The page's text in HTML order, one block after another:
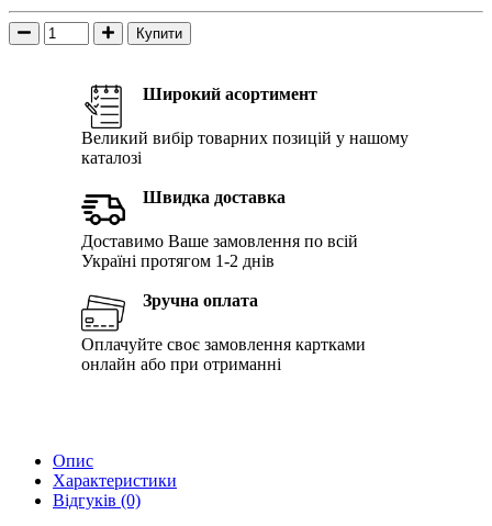
Купити
Широкий асортимент
Великий вибір товарних позицій у нашому
каталозі
Швидка доставка
Доставимо Ваше замовлення по всій
Україні протягом 1-2 днів
Зручна оплата
Оплачуйте своє замовлення картками
онлайн або при отриманні
Опис
Характеристики
Відгуків (0)